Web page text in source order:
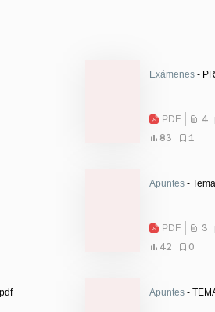
Exámenes -
PDF
4
83
1
Apuntes -
PDF
3
42
0
Apuntes -